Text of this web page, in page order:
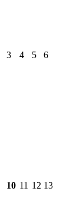
3 4 5 6
10 11 12 13